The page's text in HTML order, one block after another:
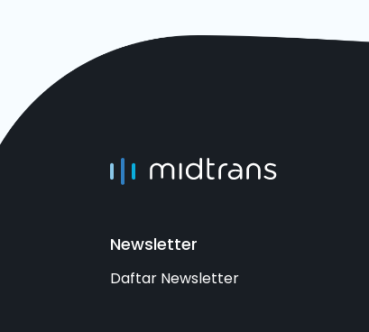
Newsletter
Daftar Newsletter